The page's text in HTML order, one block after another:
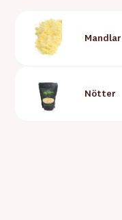
Mandlar
Nötter